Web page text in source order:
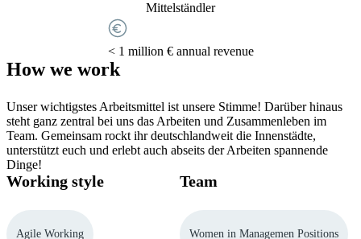
Mittelständler
< 1 million € annual revenue
How we work
Unser wichtigstes Arbeitsmittel ist unsere Stimme! Darüber hinaus
steht ganz zentral bei uns das Arbeiten und Zusammenleben im
Team. Gemeinsam rockt ihr deutschlandweit die Innenstädte,
unterstützt euch und erlebt auch abseits der Arbeiten spannende
Dinge!
Working style
Agile Working
Team
Women in Managemen Positions